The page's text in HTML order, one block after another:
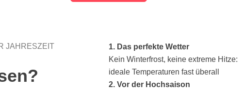
JAHRESZEIT
1. Das perfekte Wetter
Kein Winterfrost, keine extreme Hitze:
ideale Temperaturen fast überall
2. Vor der Hochsaison